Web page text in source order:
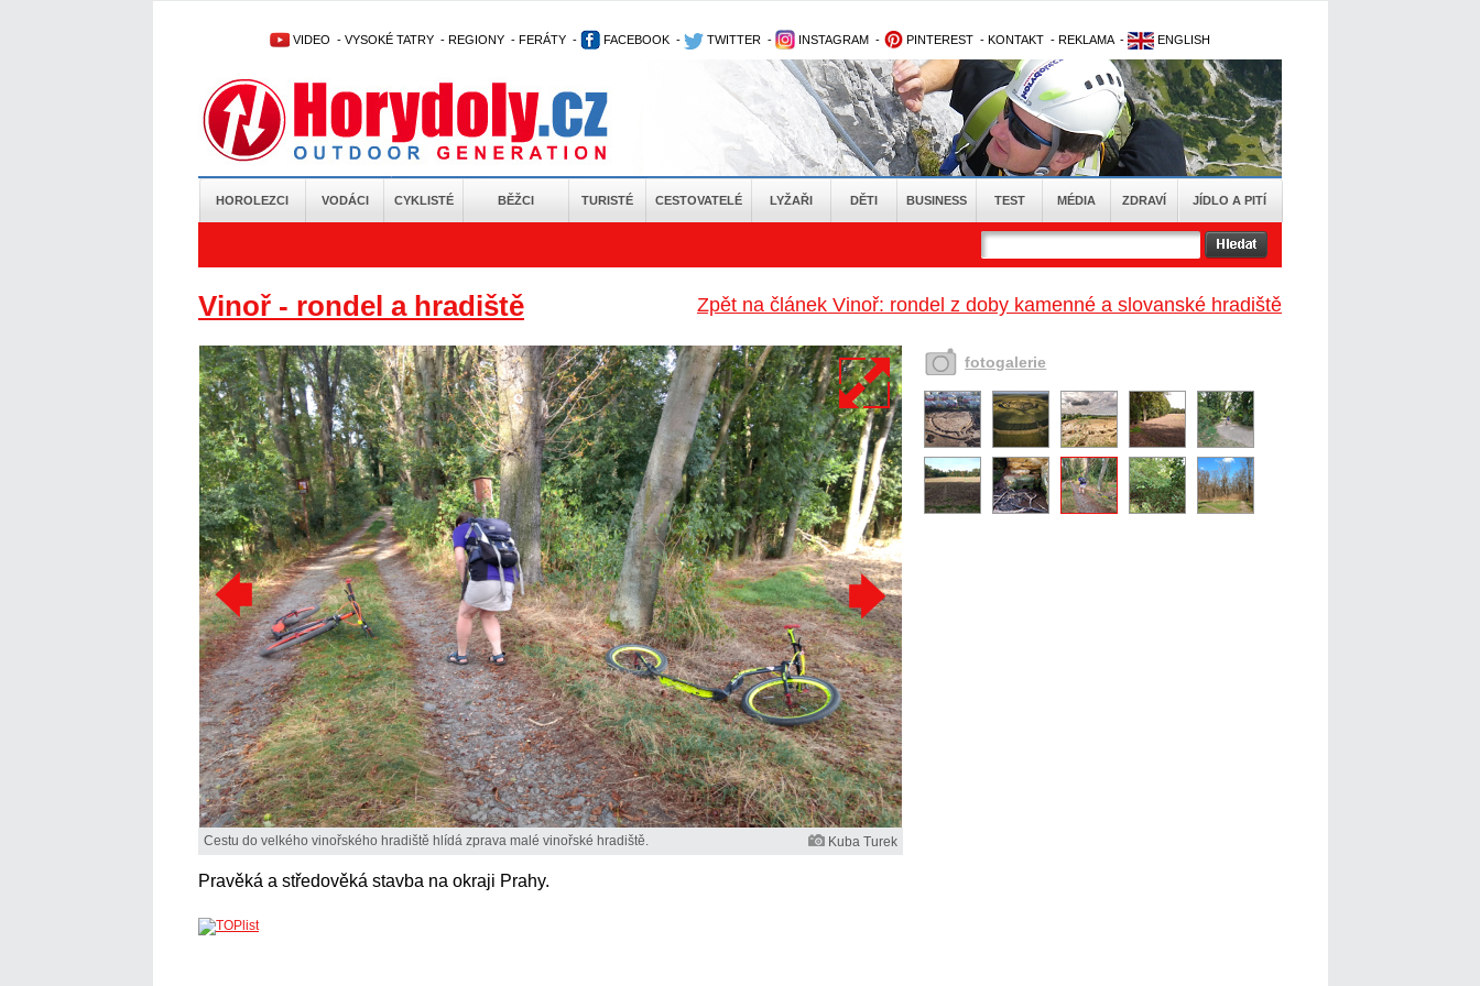
VIDEO - VYSOKÉ TATRY - REGIONY - FERÁTY - FACEBOOK - TWITTER - INSTAGRAM - PINTEREST - KONTAKT - REKLAMA - ENGLISH
HOROLEZCI VODÁCI CYKLISTÉ BĚŽCI TURISTÉ CESTOVATELÉ LYŽAŘI DĚTI BUSINESS TEST MÉDIA ZDRAVÍ JÍDLO A PITÍ
Zpět na článek Vinoř: rondel z doby kamenné a slovanské hradiště
Vinoř - rondel a hradiště
Cestu do velkého vinořského hradiště hlídá zprava malé vinořské hradiště. Kuba Turek
Pravěká a středověká stavba na okraji Prahy.
fotogalerie